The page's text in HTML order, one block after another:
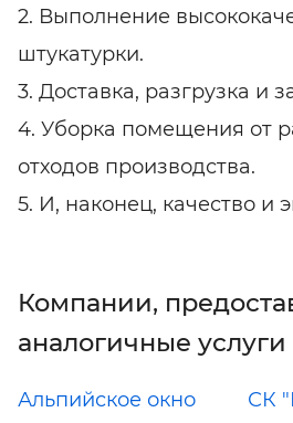
2. Выполнение
штукатурки.
3. Доставка, разгрузка и
4. Уборка помещения от
отходов производства.
5. И, наконец, качество и
Компании,
аналогичные услуги
Альпийское окно
СК